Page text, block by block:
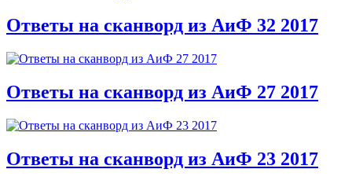
Ответы на сканворд из АиФ 32 2017
Ответы на сканворд из АиФ 27 2017
Ответы на сканворд из АиФ 23 2017